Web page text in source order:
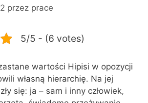
przez prace
5/5 - (6 votes)
wartości Hipisi w opozycji
własną hierarchię. Na jej
się: ja – sam i inny człowiek,